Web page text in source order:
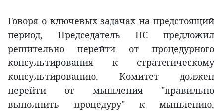
Говоря о ключевых задачах на предстоящий
период, Председатель НС предложил
решительно перейти от процедурного
консультирования к стратегическому
консультированию. Комитет должен
перейти от мышления "правильно
выполнить процедуру" к мышлению,